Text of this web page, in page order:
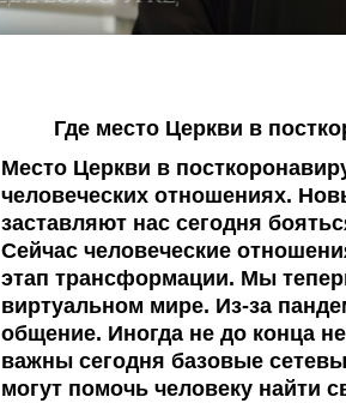
Где место Церкви в
Место Церкви в
человеческих отношениях.
заставляют нас сегодня
Сейчас человеческие
этап трансформации. Мы
виртуальном мире. Из-за
общение. Иногда не до конца
важны сегодня базовые
могут помочь человеку найти